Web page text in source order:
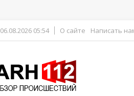
06.08.2026 05:54 О сайте Написать